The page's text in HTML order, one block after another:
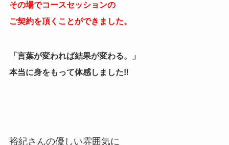
その場でコースセッションの
ご契約を頂くことができました。
「言葉が変われば結果が変わる。」
本当に身をもって体感しました‼︎
裕紀さんの優しい雰囲気に